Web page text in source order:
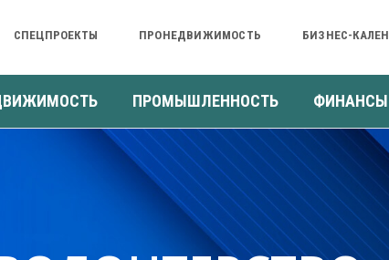
СПЕЦПРОЕКТЫ ПРОНЕДВИЖИМОСТЬ БИЗНЕС-
ПРОМЫШЛЕННОСТЬ ФИНАНСЫ